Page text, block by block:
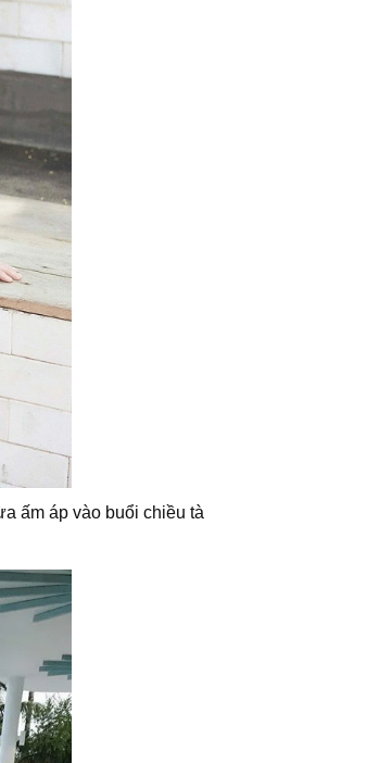
ấm áp vào buổi chiều tà